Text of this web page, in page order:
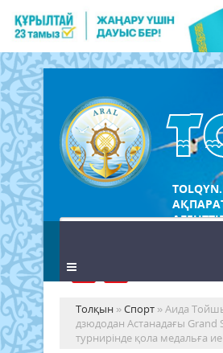
Толқын »Спорт » Аида
дзюдодан Астанадағы Grand
турнирінде қола медальға